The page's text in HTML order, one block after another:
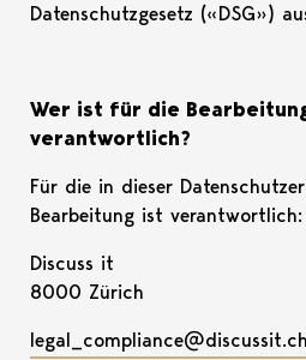
Datenschutzgesetz («DSG»)
Wer ist für die
verantwortlich?
Für die in dieser
Bearbeitung ist verantwortlich:
Discuss it
8000 Zürich
legal_compliance@discussit.ch